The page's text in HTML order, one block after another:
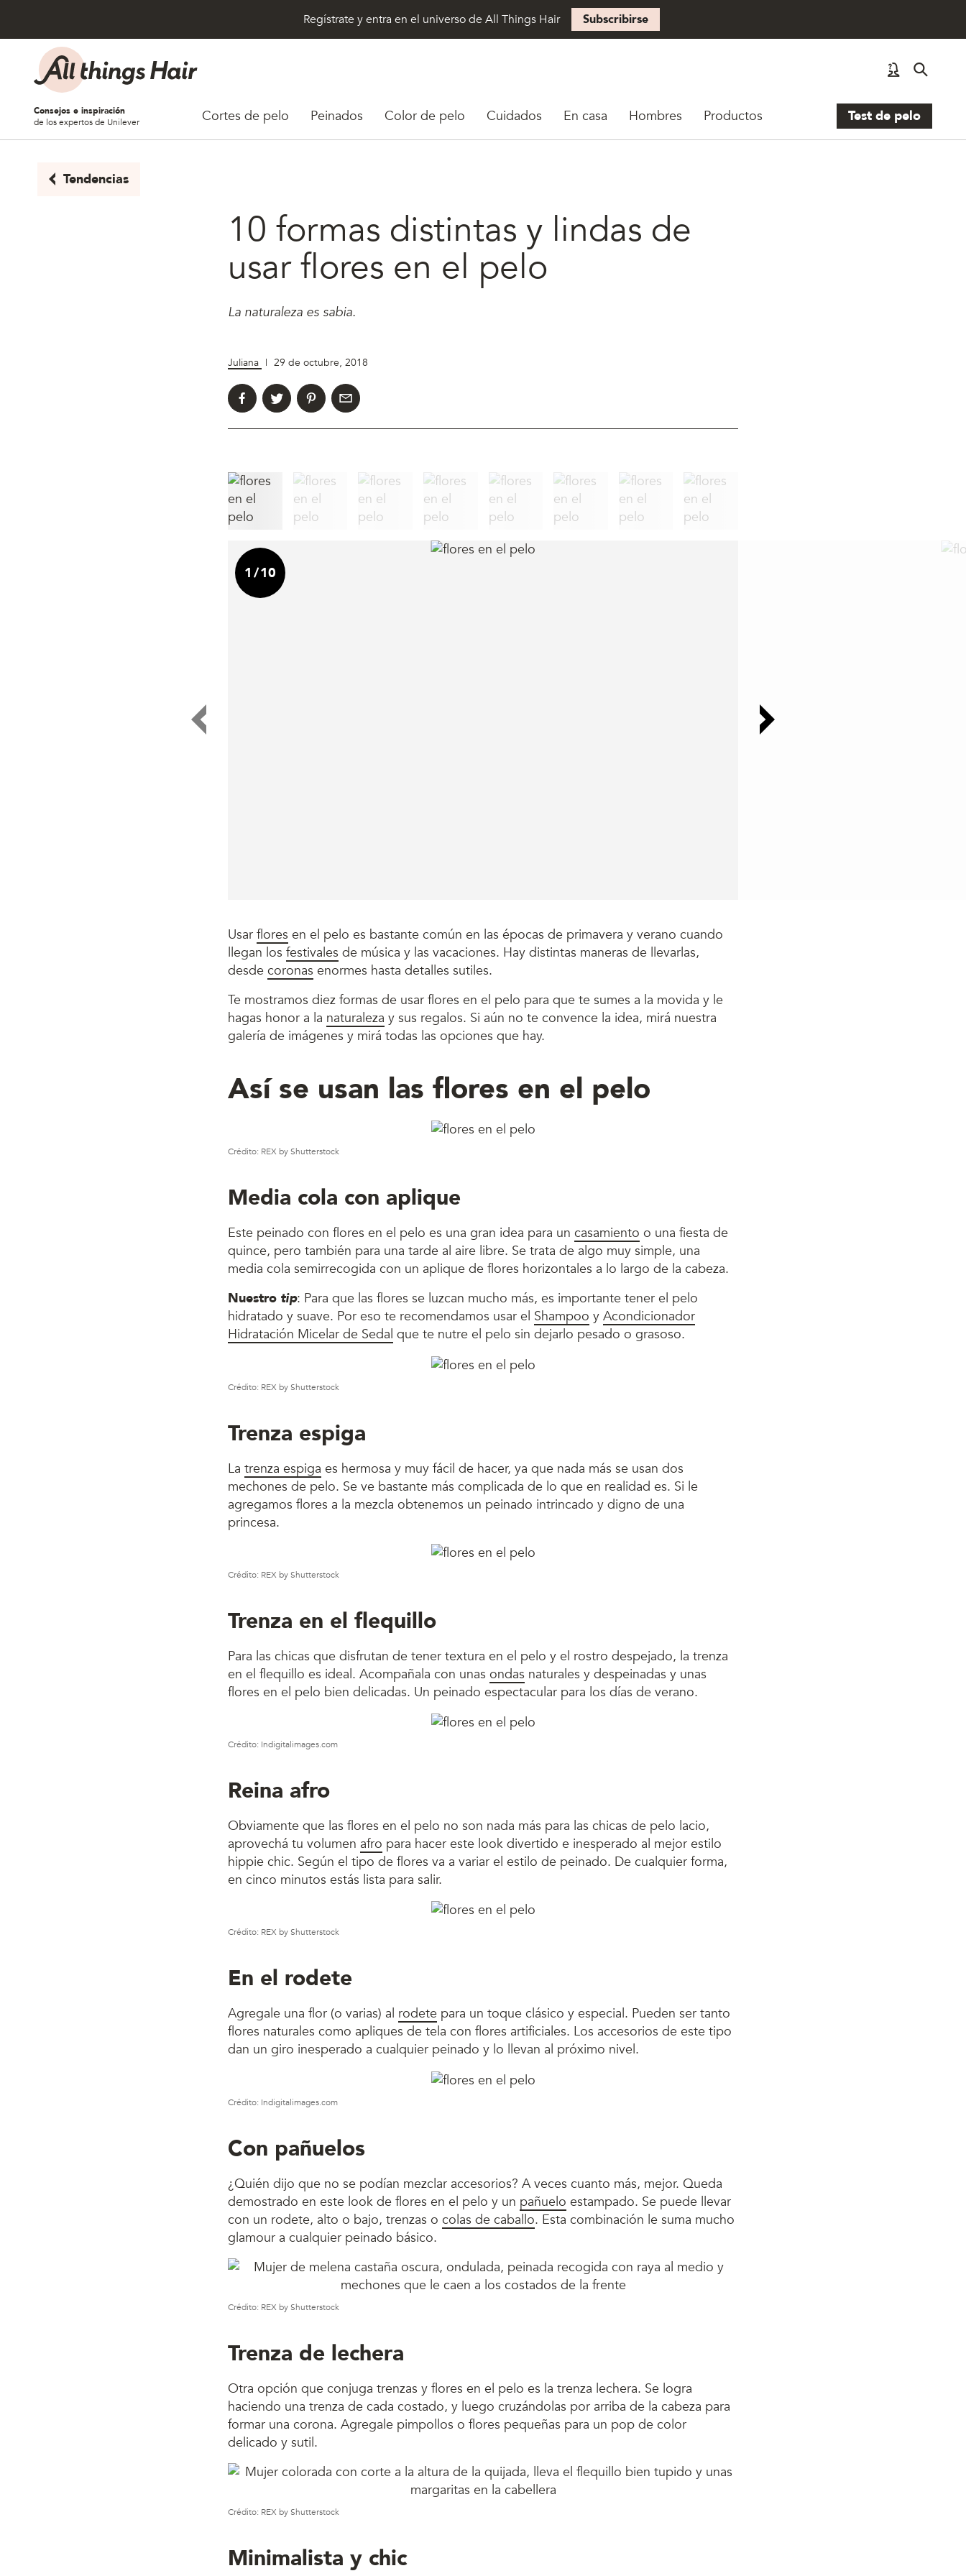
Saltar al contenido
Regístrate y entra en el universo de All Things Hair Subscribirse
Consejos e inspiración
de los expertos de Unilever
Cortes de pelo Peinados Color de pelo Cuidados En casa Hombres Productos Test de pelo
Tendencias
10 formas distintas y lindas de
usar flores en el pelo
La naturaleza es sabia.
Juliana | 29 de octubre, 2018
1 /10
Usar flores en el pelo es bastante común en las épocas de primavera y verano cuando
llegan los festivales de música y las vacaciones. Hay distintas maneras de llevarlas,
desde coronas enormes hasta detalles sutiles.
Te mostramos diez formas de usar flores en el pelo para que te sumes a la movida y le
hagas honor a la naturaleza y sus regalos. Si aún no te convence la idea, mirá nuestra
galería de imágenes y mirá todas las opciones que hay.
Así se usan las flores en el pelo
Crédito: REX by Shutterstock
Media cola con aplique
Este peinado con flores en el pelo es una gran idea para un casamiento o una fiesta de
quince, pero también para una tarde al aire libre. Se trata de algo muy simple, una
media cola semirrecogida con un aplique de flores horizontales a lo largo de la cabeza.
Nuestro tip: Para que las flores se luzcan mucho más, es importante tener el pelo
hidratado y suave. Por eso te recomendamos usar el Shampoo y Acondicionador
Hidratación Micelar de Sedal que te nutre el pelo sin dejarlo pesado o grasoso.
Crédito: REX by Shutterstock
Trenza espiga
La trenza espiga es hermosa y muy fácil de hacer, ya que nada más se usan dos
mechones de pelo. Se ve bastante más complicada de lo que en realidad es. Si le
agregamos flores a la mezcla obtenemos un peinado intrincado y digno de una
princesa.
Crédito: REX by Shutterstock
Trenza en el flequillo
Para las chicas que disfrutan de tener textura en el pelo y el rostro despejado, la trenza
en el flequillo es ideal. Acompañala con unas ondas naturales y despeinadas y unas
flores en el pelo bien delicadas. Un peinado espectacular para los días de verano.
Crédito: Indigitalimages.com
Reina afro
Obviamente que las flores en el pelo no son nada más para las chicas de pelo lacio,
aprovechá tu volumen afro para hacer este look divertido e inesperado al mejor estilo
hippie chic. Según el tipo de flores va a variar el estilo de peinado. De cualquier forma,
en cinco minutos estás lista para salir.
Crédito: REX by Shutterstock
En el rodete
Agregale una flor (o varias) al rodete para un toque clásico y especial. Pueden ser tanto
flores naturales como apliques de tela con flores artificiales. Los accesorios de este tipo
dan un giro inesperado a cualquier peinado y lo llevan al próximo nivel.
Crédito: Indigitalimages.com
Con pañuelos
¿Quién dijo que no se podían mezclar accesorios? A veces cuanto más, mejor. Queda
demostrado en este look de flores en el pelo y un pañuelo estampado. Se puede llevar
con un rodete, alto o bajo, trenzas o colas de caballo. Esta combinación le suma mucho
glamour a cualquier peinado básico.
Crédito: REX by Shutterstock
Trenza de lechera
Otra opción que conjuga trenzas y flores en el pelo es la trenza lechera. Se logra
haciendo una trenza de cada costado, y luego cruzándolas por arriba de la cabeza para
formar una corona. Agregale pimpollos o flores pequeñas para un pop de color
delicado y sutil.
Crédito: REX by Shutterstock
Minimalista y chic